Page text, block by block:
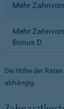
Mehr
Mehr
Bonus D
Die Höhe der
abhängig.